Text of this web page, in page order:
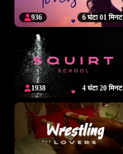
6 घंटा 01 मिनट
936
4 घंटा 20 मिनट
1938